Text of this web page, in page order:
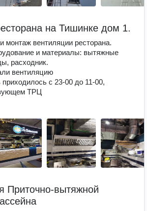
на Тишинке дом 1.
монтаж вентиляции ресторана.
и материалы: вытяжные
расходник.
вентиляцию
с 23-00 до 11-00,
ТРЦ
Приточно-вытяжной